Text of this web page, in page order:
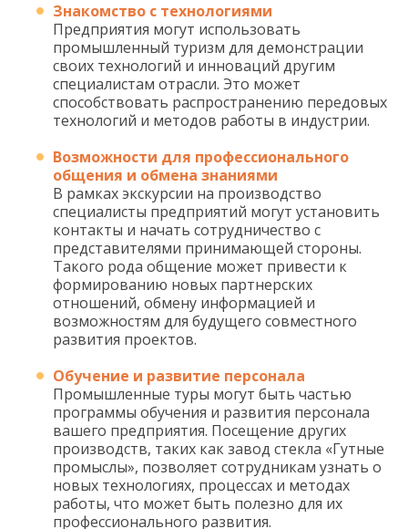
Знакомство с технологиями
Предприятия могут использовать
промышленный туризм для демонстрации
своих технологий и инноваций другим
специалистам отрасли. Это может
способствовать распространению передовых
технологий и методов работы в индустрии.
Возможности для профессионального
общения и обмена знаниями
В рамках экскурсии на производство
специалисты предприятий могут установить
контакты и начать сотрудничество с
представителями принимающей стороны.
Такого рода общение может привести к
формированию новых партнерских
отношений, обмену информацией и
возможностям для будущего совместного
развития проектов.
Обучение и развитие персонала
Промышленные туры могут быть частью
программы обучения и развития персонала
вашего предприятия. Посещение других
производств, таких как завод стекла «Гутные
промыслы», позволяет сотрудникам узнать о
новых технологиях, процессах и методах
работы, что может быть полезно для их
профессионального развития.